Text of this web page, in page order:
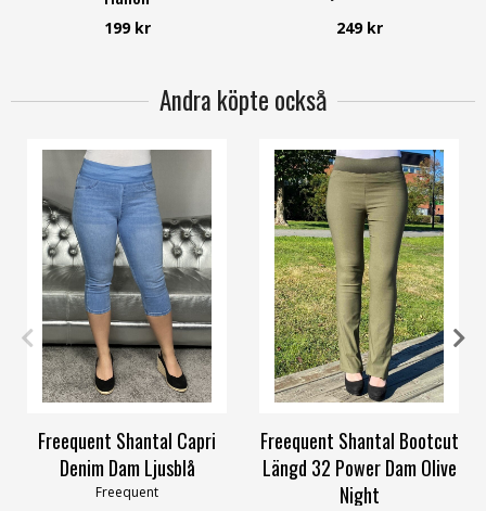
Way of Sweden
199 kr 249 kr
Andra köpte också
S M L XL XXL 3XL
Freequent Shantal Capri
Denim Dam Ljusblå
Freequent
XS S M L XL 3XL
Freequent Shantal Bootcut
Längd 32 Power Dam Olive
Night